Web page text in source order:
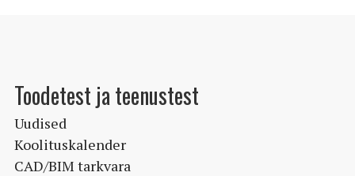
Toodetest ja teenustest
Uudised
Koolituskalender
CAD/BIM tarkvara